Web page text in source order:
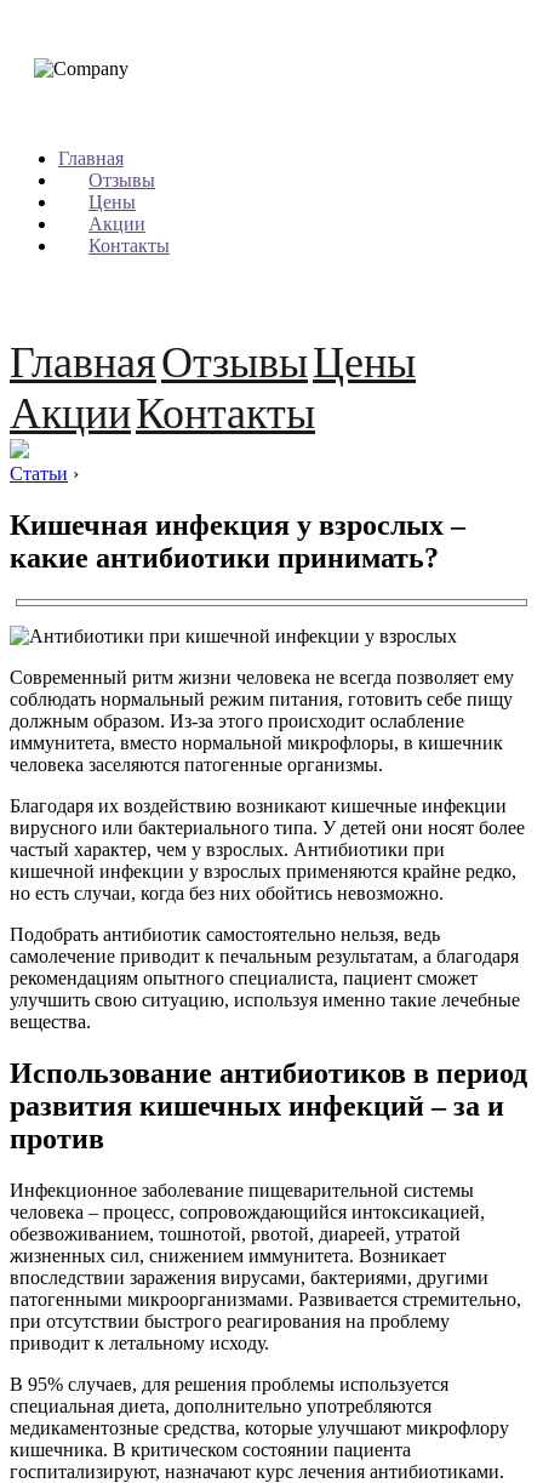
Главная
Отзывы
Цены
Акции
Контакты
ГлавнаяОтзывыЦены
АкцииКонтакты
Статьи ›
Кишечная инфекция у взрослых –
какие антибиотики принимать?
Современный ритм жизни человека не всегда позволяет ему
соблюдать нормальный режим питания, готовить себе пищу
должным образом. Из-за этого происходит ослабление
иммунитета, вместо нормальной микрофлоры, в кишечник
человека заселяются патогенные организмы.
Благодаря их воздействию возникают кишечные инфекции
вирусного или бактериального типа. У детей они носят более
частый характер, чем у взрослых. Антибиотики при
кишечной инфекции у взрослых применяются крайне редко,
но есть случаи, когда без них обойтись невозможно.
Подобрать антибиотик самостоятельно нельзя, ведь
самолечение приводит к печальным результатам, а благодаря
рекомендациям опытного специалиста, пациент сможет
улучшить свою ситуацию, используя именно такие лечебные
вещества.
Использование антибиотиков в период
развития кишечных инфекций – за и
против
Инфекционное заболевание пищеварительной системы
человека – процесс, сопровождающийся интоксикацией,
обезвоживанием, тошнотой, рвотой, диареей, утратой
жизненных сил, снижением иммунитета. Возникает
впоследствии заражения вирусами, бактериями, другими
патогенными микроорганизмами. Развивается стремительно,
при отсутствии быстрого реагирования на проблему
приводит к летальному исходу.
В 95% случаев, для решения проблемы используется
специальная диета, дополнительно употребляются
медикаментозные средства, которые улучшают микрофлору
кишечника. В критическом состоянии пациента
госпитализируют, назначают курс лечения антибиотиками.